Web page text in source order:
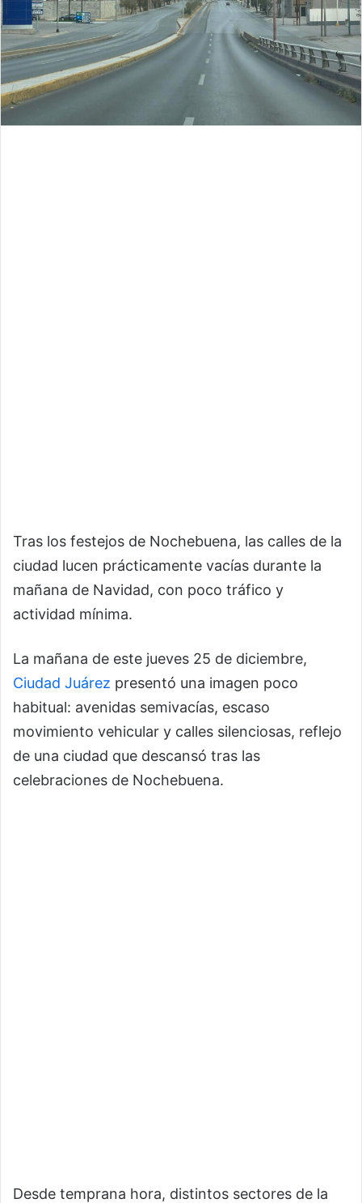
Tras los festejos de Nochebuena, las calles de la
ciudad lucen prácticamente vacías durante la
mañana de Navidad, con poco tráfico y
actividad mínima.
La mañana de este jueves 25 de diciembre,
Ciudad Juárez presentó una imagen poco
habitual: avenidas semivacías, escaso
movimiento vehicular y calles silenciosas, reflejo
de una ciudad que descansó tras las
celebraciones de Nochebuena.
Desde temprana hora, distintos sectores de la